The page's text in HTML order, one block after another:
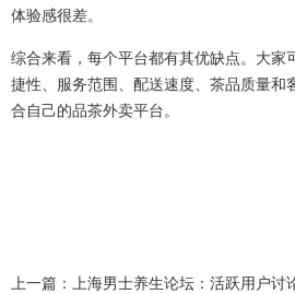
体验感很差。
综合来看，每个平台都有其优缺点。大家
捷性、服务范围、配送速度、茶品质量和
合自己的品茶外卖平台。
上一篇： 上海男士养生论坛：活跃用户讨